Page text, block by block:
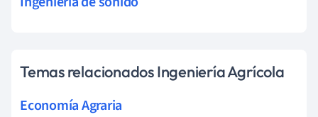
Temas relacionados Ingeniería Agrícola
Economía Agraria